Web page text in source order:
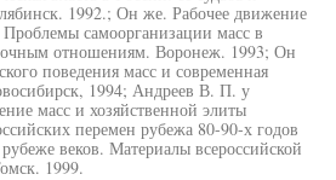
1992.; Он же. Рабочее движение
самоорганизации масс в
отношениям. Воронеж. 1993; Он
поведения масс и современная
1994; Андреев В. П. у
масс и хозяйственной элиты
перемен рубежа 80-90-х годов
веков. Материалы всероссийской
1999.